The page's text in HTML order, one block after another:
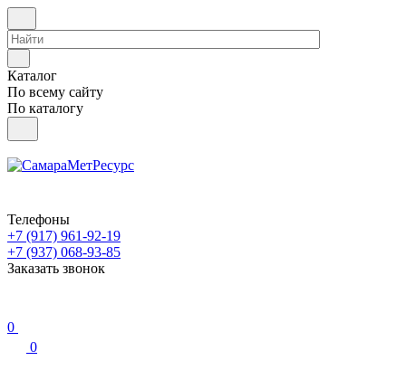
Каталог
По всему сайту
По каталогу
Телефоны
+7 (917) 961-92-19
+7 (937) 068-93-85
Заказать звонок
0
0